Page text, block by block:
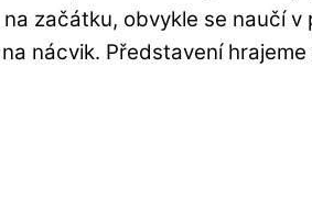
začátku, obvykle se naučí
nácvik. Představení